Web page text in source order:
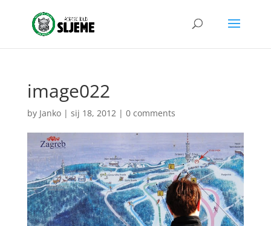
image022
by Janko| sij 18, 2012| 0 comments